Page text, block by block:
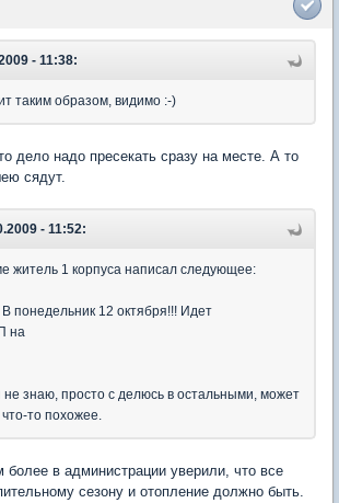
- 11:38:
таким образом, видимо :-)
дело надо пресекать сразу на месте. А то
сядут.
- 11:52:
житель 1 корпуса написал следующее:
понедельник 12 октября!!! Идет
на
знаю, просто с делюсь в остальными, может
то похожее.
более в администрации уверили, что все
сезону и отопление должно быть.